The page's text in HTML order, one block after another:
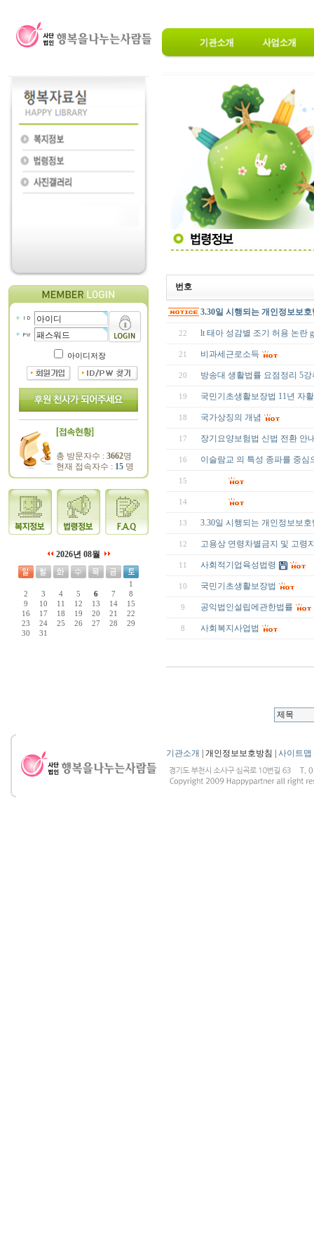
아이디저장
총 방문자수 : 3662명
현재 접속자수 : 15 명
2026년 08월
1
2
3 4 5 6 7
8
9
10 11 12 13 14
15
16
17 18 19 20 21
22
23
24 25 26 27 28
29
30
31
번호
3.30일 시행되는 개인정보보
22 lt 태아 성감별 조기 허용 논란
21 비과세근로소득
20 방송대 생활법률 요점정리 5
19 국민기초생활보장법 11년 자
18 국가상징의 개념
17 장기요양보험법 신법 전환 안
16 이슬람교 의 특성 종파를 중심
15
14
13 3.30일 시행되는 개인정보보
12 고용상 연령차별금지 및 고령
11 사회적기업육성법령
10 국민기초생활보장법
9 공익법인설립에관한법률
8 사회복지사업법
기관소개 | 개인정보보호방침 | 사이트맵